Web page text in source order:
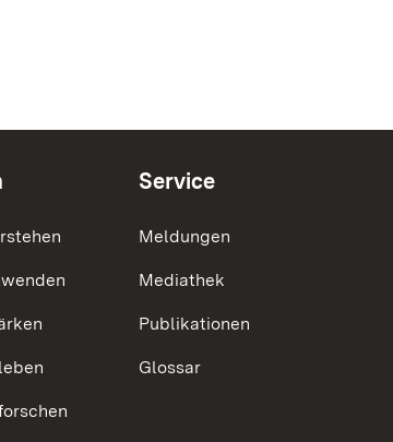
Service
Meldungen
Mediathek
Publikationen
Glossar